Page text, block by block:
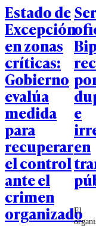
Estado de
Excepción
en zonas
críticas:
Gobierno
evalúa
medida
para
recuperar
el control
ante el
crimen
organizado
e
en
El